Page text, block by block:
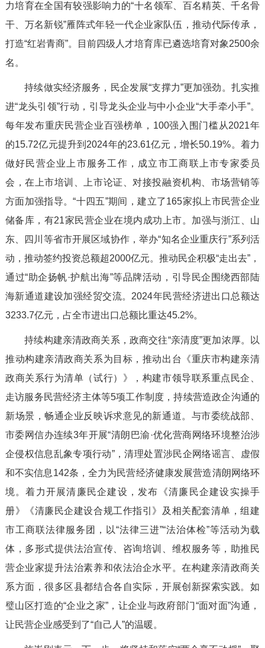
力培育在全国有较强影响力的“十名领军、百名精英、千名骨
干、万名新锐”雁阵式年轻一代企业家队伍，推动代际传承，
打造“红岩青商”。目前四级人才培育库已遴选培育对象2500余
名。
持续做实经济服务，民企发展“支撑力”更加强劲。扎实推
进“龙头引领”行动，引导龙头企业与中小企业“大手牵小手”。
每年发布重庆民营企业百强榜单，100强入围门槛从2021年
的15.72亿元提升到2024年的23.61亿元，增长50.19%。着力
做好民营企业上市服务工作，成立市工商联上市专家委员
会，在上市培训、上市论证、对接投融资机构、市场营销等
方面加强指导。“十四五”期间，建立了165家拟上市民营企业
储备库，有21家民营企业在境内成功上市。加强与浙江、山
东、四川等省市开展区域协作，举办“知名企业重庆行”系列活
动，推动签约投资总额超2000亿元。推动民企积极“走出去”，
通过“助企扬帆·护航出海”等品牌活动，引导民企围绕西部陆
海新通道建设加强经贸交流。2024年民营经济进出口总额达
3233.7亿元，占全市进出口总额比重达45.2%。
持续构建亲清政商关系，政商交往“亲清度”更加浓厚。以
推动构建亲清政商关系为目标，推动出台《重庆市构建亲清
政商关系行为清单（试行）》，构建市领导联系重点民企、
走访服务民营经济主体等5项工作制度，持续营造政企沟通的
新场景，畅通企业反映诉求意见的新通道。与市委统战部、
市委网信办连续3年开展“清朗巴渝·优化营商网络环境整治涉
企侵权信息乱象专项行动”，清理处置涉民企网络谣言、虚假
和不实信息142条，全力为民营经济健康发展营造清朗网络环
境。着力开展清廉民企建设，发布《清廉民企建设实操手
册》《清廉民企建设合规工作指引》及相关配套清单，组建
市工商联法律服务团，以“法律三进”“法治体检”等活动为载
体，多形式提供法治宣传、咨询培训、维权服务等，助推民
营企业家提升法治素养和依法治企水平。在构建亲清政商关
系方面，很多区县都结合各自实际，开展创新探索实践。如
璧山区打造的“企业之家”，让企业与政府部门“面对面”沟通，
让民营企业感受到了“自己人”的温暖。